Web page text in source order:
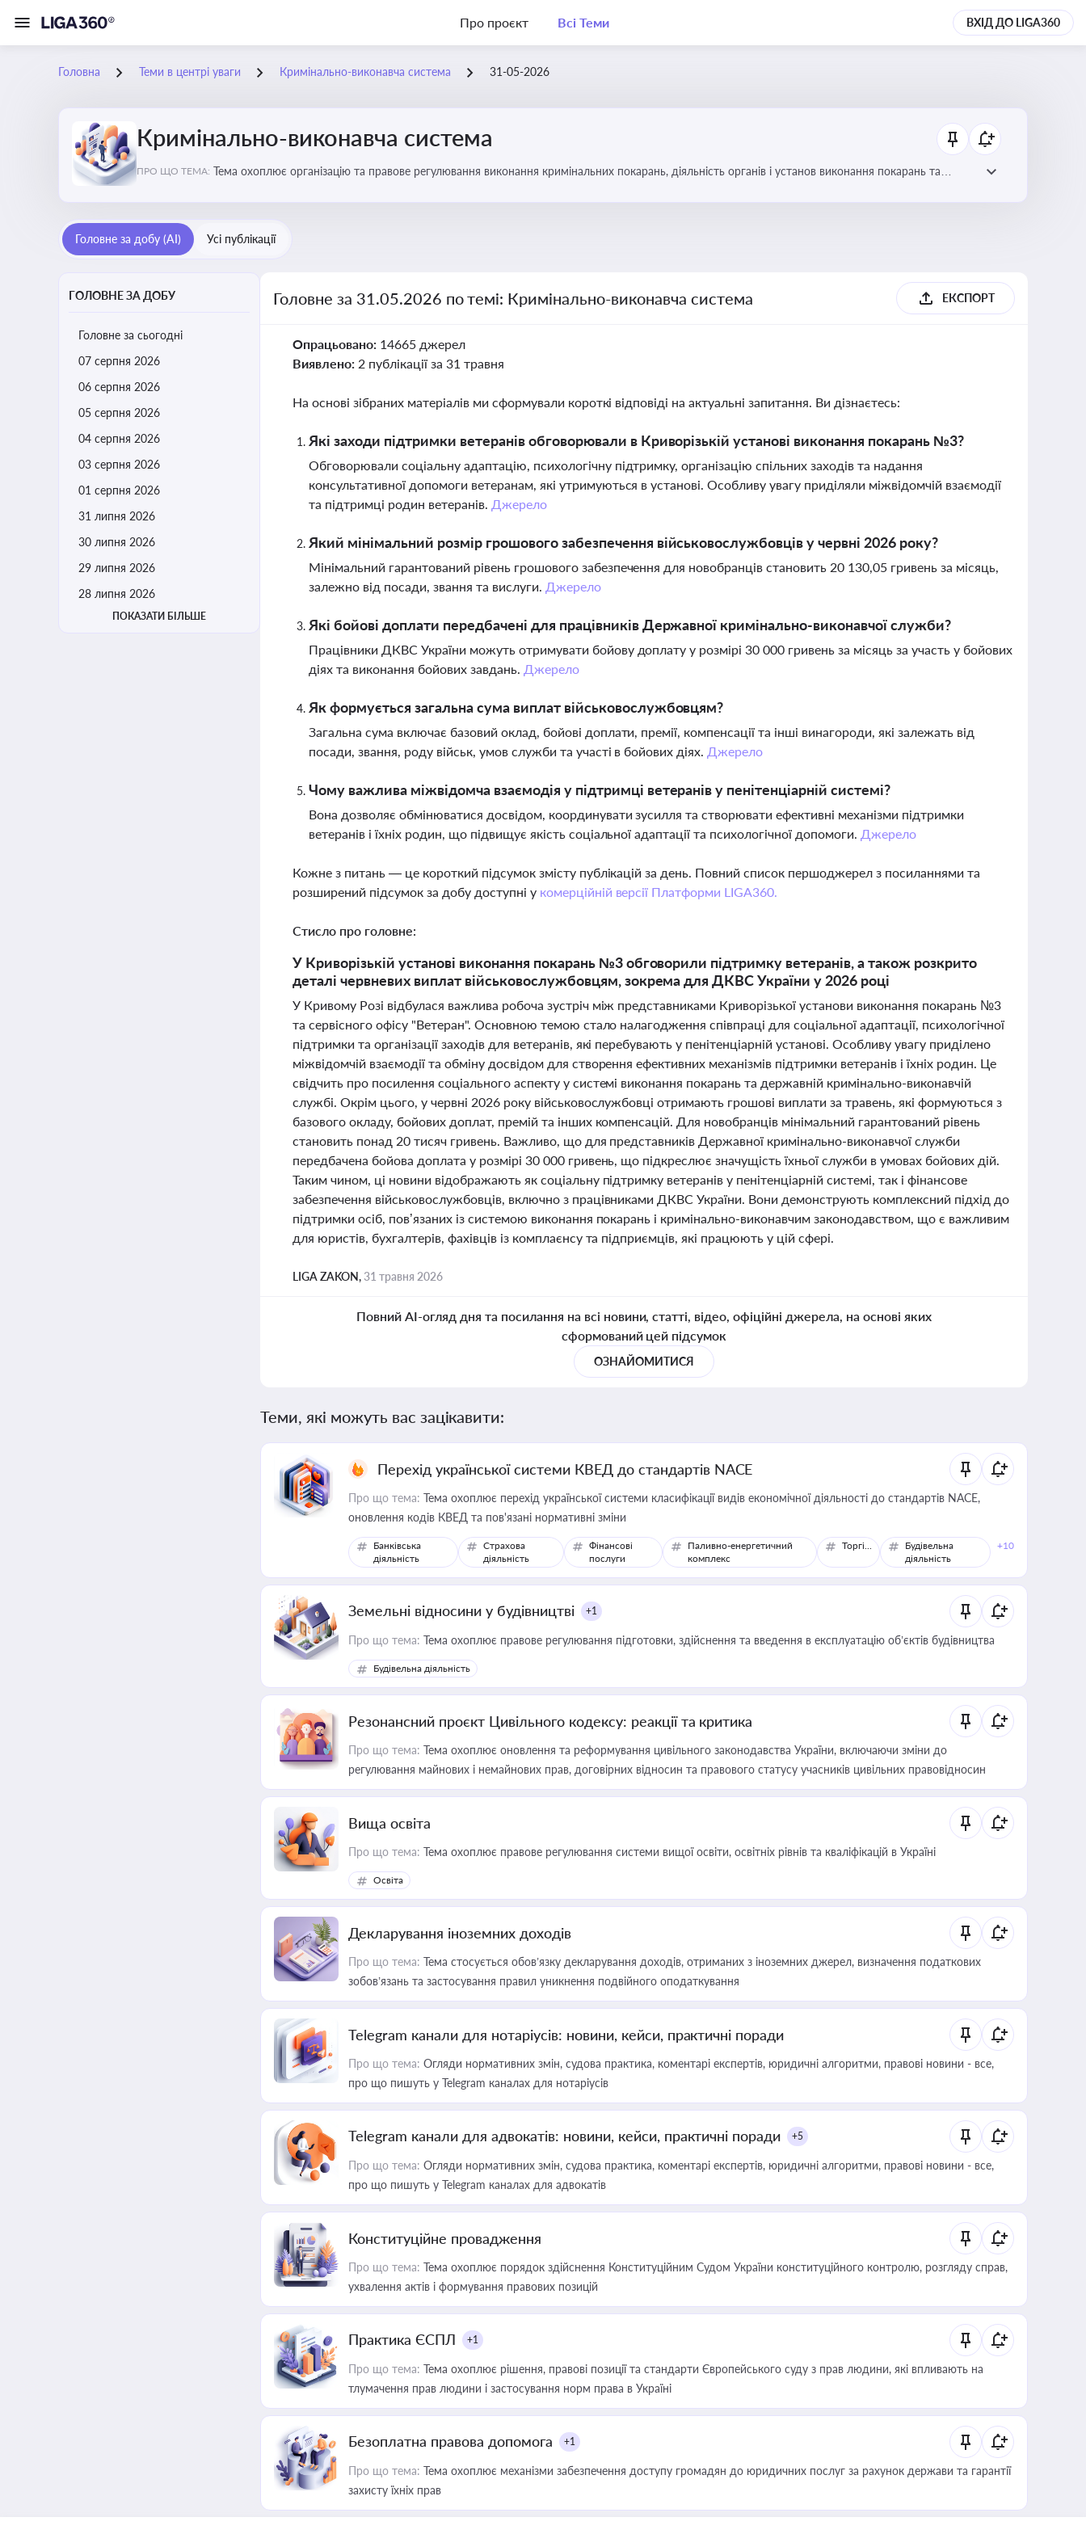
Про проєкт Всі Теми ВХІД ДО LIGA360
Головна Теми в центрі уваги Кримінально-виконавча система 31-05-2026
Кримінально-виконавча система
ПРО ЩО ТЕМА: Тема охоплює організацію та правове регулювання виконання кримінальних покарань, діяльність органів і установ виконання покарань та
Головне за добу (AI) Усі публікації
ГОЛОВНЕ ЗА ДОБУ
Головне за сьогодні
07 серпня 2026
06 серпня 2026
05 серпня 2026
04 серпня 2026
03 серпня 2026
01 серпня 2026
31 липня 2026
30 липня 2026
29 липня 2026
28 липня 2026
ПОКАЗАТИ БІЛЬШЕ
Головне за 31.05.2026 по темі: Кримінально-виконавча система ЕКСПОРТ
Опрацьовано: 14665 джерел
Виявлено: 2 публікації за 31 травня
На основі зібраних матеріалів ми сформували короткі відповіді на актуальні запитання. Ви дізнаєтесь:
Які заходи підтримки ветеранів обговорювали в Криворізькій установі виконання покарань №3?
Обговорювали соціальну адаптацію, психологічну підтримку, організацію спільних заходів та надання
консультативної допомоги ветеранам, які утримуються в установі. Особливу увагу приділяли міжвідомчій взаємодії
та підтримці родин ветеранів. Джерело
Який мінімальний розмір грошового забезпечення військовослужбовців у червні 2026 року?
Мінімальний гарантований рівень грошового забезпечення для новобранців становить 20 130,05 гривень за місяць,
залежно від посади, звання та вислуги. Джерело
Які бойові доплати передбачені для працівників Державної кримінально-виконавчої служби?
Працівники ДКВС України можуть отримувати бойову доплату у розмірі 30 000 гривень за місяць за участь у бойових
діях та виконання бойових завдань. Джерело
Як формується загальна сума виплат військовослужбовцям?
Загальна сума включає базовий оклад, бойові доплати, премії, компенсації та інші винагороди, які залежать від
посади, звання, роду військ, умов служби та участі в бойових діях. Джерело
Чому важлива міжвідомча взаємодія у підтримці ветеранів у пенітенціарній системі?
Вона дозволяє обмінюватися досвідом, координувати зусилля та створювати ефективні механізми підтримки
ветеранів і їхніх родин, що підвищує якість соціальної адаптації та психологічної допомоги. Джерело
Кожне з питань — це короткий підсумок змісту публікацій за день. Повний список першоджерел з посиланнями та
розширений підсумок за добу доступні у комерційній версії Платформи LIGA360.
Стисло про головне:
У Криворізькій установі виконання покарань №3 обговорили підтримку ветеранів, а також розкрито
деталі червневих виплат військовослужбовцям, зокрема для ДКВС України у 2026 році
У Кривому Розі відбулася важлива робоча зустріч між представниками Криворізької установи виконання покарань №3
та сервісного офісу "Ветеран". Основною темою стало налагодження співпраці для соціальної адаптації, психологічної
підтримки та організації заходів для ветеранів, які перебувають у пенітенціарній установі. Особливу увагу приділено
міжвідомчій взаємодії та обміну досвідом для створення ефективних механізмів підтримки ветеранів і їхніх родин. Це
свідчить про посилення соціального аспекту у системі виконання покарань та державній кримінально-виконавчій
службі. Окрім цього, у червні 2026 року військовослужбовці отримають грошові виплати за травень, які формуються з
базового окладу, бойових доплат, премій та інших компенсацій. Для новобранців мінімальний гарантований рівень
становить понад 20 тисяч гривень. Важливо, що для представників Державної кримінально-виконавчої служби
передбачена бойова доплата у розмірі 30 000 гривень, що підкреслює значущість їхньої служби в умовах бойових дій.
Таким чином, ці новини відображають як соціальну підтримку ветеранів у пенітенціарній системі, так і фінансове
забезпечення військовослужбовців, включно з працівниками ДКВС України. Вони демонструють комплексний підхід до
підтримки осіб, пов’язаних із системою виконання покарань і кримінально-виконавчим законодавством, що є важливим
для юристів, бухгалтерів, фахівців із комплаєнсу та підприємців, які працюють у цій сфері.
LIGA ZAKON,31 травня 2026
Повний AI-огляд дня та посилання на всі новини, статті, відео, офіційні джерела, на основі яких
сформований цей підсумок
ОЗНАЙОМИТИСЯ
Теми, які можуть вас зацікавити:
Перехід української системи КВЕД до стандартів NACE
Про що тема: Тема охоплює перехід української системи класифікації видів економічної діяльності до стандартів NACE,
оновлення кодів КВЕД та пов'язані нормативні зміни
Банківська
діяльність
Страхова
діяльність
Фінансові
послуги
Паливно-енергетичний
комплекс
Торгівля
Будівельна
діяльність
+10
Земельні відносини у будівництві +1
Про що тема: Тема охоплює правове регулювання підготовки, здійснення та введення в експлуатацію об’єктів будівництва
Будівельна діяльність
Резонансний проєкт Цивільного кодексу: реакції та критика
Про що тема: Тема охоплює оновлення та реформування цивільного законодавства України, включаючи зміни до
регулювання майнових і немайнових прав, договірних відносин та правового статусу учасників цивільних правовідносин
Вища освіта
Про що тема: Тема охоплює правове регулювання системи вищої освіти, освітніх рівнів та кваліфікацій в Україні
Освіта
Декларування іноземних доходів
Про що тема: Тема стосується обов’язку декларування доходів, отриманих з іноземних джерел, визначення податкових
зобов’язань та застосування правил уникнення подвійного оподаткування
Telegram канали для нотаріусів: новини, кейси, практичні поради
Про що тема: Огляди нормативних змін, судова практика, коментарі експертів, юридичні алгоритми, правові новини - все,
про що пишуть у Telegram каналах для нотаріусів
Telegram канали для адвокатів: новини, кейси, практичні поради +5
Про що тема: Огляди нормативних змін, судова практика, коментарі експертів, юридичні алгоритми, правові новини - все,
про що пишуть у Telegram каналах для адвокатів
Конституційне провадження
Про що тема: Тема охоплює порядок здійснення Конституційним Судом України конституційного контролю, розгляду справ,
ухвалення актів і формування правових позицій
Практика ЄСПЛ +1
Про що тема: Тема охоплює рішення, правові позиції та стандарти Європейського суду з прав людини, які впливають на
тлумачення прав людини і застосування норм права в Україні
Безоплатна правова допомога +1
Про що тема: Тема охоплює механізми забезпечення доступу громадян до юридичних послуг за рахунок держави та гарантії
захисту їхніх прав